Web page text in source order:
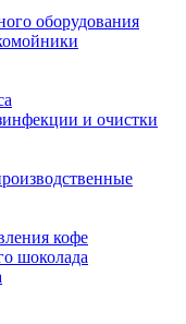
оборудования
и очистки
кофе
шоколада